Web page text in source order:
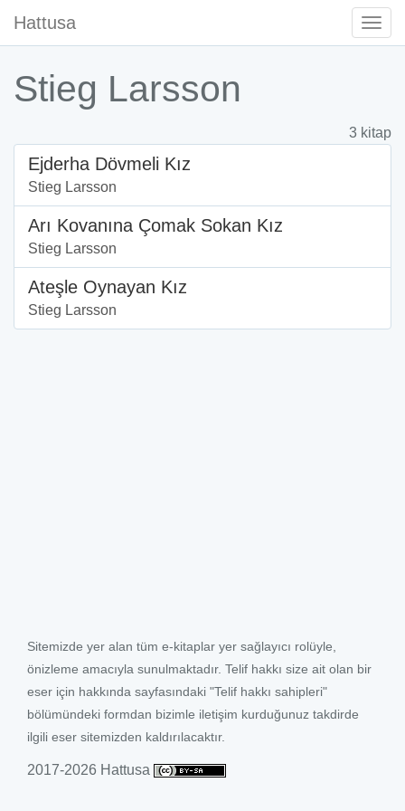
Hattusa
Stieg Larsson
3 kitap
Ejderha Dövmeli Kız
Stieg Larsson
Arı Kovanına Çomak Sokan Kız
Stieg Larsson
Ateşle Oynayan Kız
Stieg Larsson
Sitemizde yer alan tüm e-kitaplar yer sağlayıcı rolüyle,
önizleme amacıyla sunulmaktadır. Telif hakkı size ait olan bir
eser için hakkında sayfasındaki "Telif hakkı sahipleri"
bölümündeki formdan bizimle iletişim kurduğunuz takdirde
ilgili eser sitemizden kaldırılacaktır.
2017-2026 Hattusa